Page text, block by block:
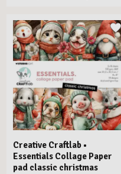
Creative Craftlab •
Essentials Collage Paper
pad classic christmas